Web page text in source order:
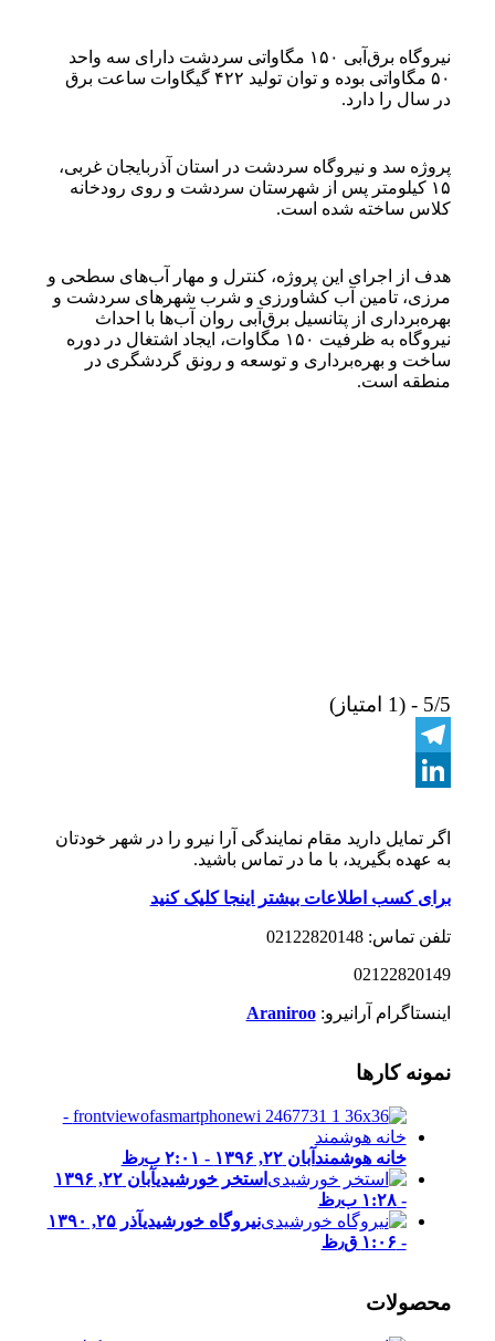
نیروگاه برق‌آبی ۱۵۰ مگاواتی سردشت دارای سه واحد
۵۰ مگاواتی بوده و توان تولید ۴۲۲ گیگاوات ساعت برق
در سال را دارد.
پروژه سد و نیروگاه سردشت در استان آذربایجان غربی،
۱۵ کیلومتر پس از شهرستان سردشت و روی رودخانه
کلاس ساخته شده است.
هدف از اجرای این پروژه، کنترل و مهار آب‌های سطحی و
مرزی، تامین آب کشاورزی و شرب شهرهای سردشت و
بهره‌برداری از پتانسیل برق‌آبی روان آب‌ها با احداث
نیروگاه به ظرفیت ۱۵۰ مگاوات، ایجاد اشتغال در دوره
ساخت و بهره‌برداری و توسعه و رونق گردشگری در
منطقه است.
5/5 - (1 امتیاز)
Telegram
اگر تمایل دارید مقام نمایندگی آرا نیرو را در شهر خودتان
به عهده بگیرید، با ما در تماس باشید.
برای کسب اطلاعات بیشتر اینجا کلیک کنید
تلفن تماس: 02122820148
02122820149
اینستاگرام آرانیرو:Araniroo
نمونه کارها
خانه هوشمند آبان ۲۲, ۱۳۹۶ - ۲:۰۱ ب٫ظ
استخر خورشیدی
آبان ۲۲, ۱۳۹۶
- ۱:۲۸ ب٫ظ
نیروگاه خورشیدی
آذر ۲۵, ۱۳۹۰
- ۱:۰۶ ق٫ظ
محصولات